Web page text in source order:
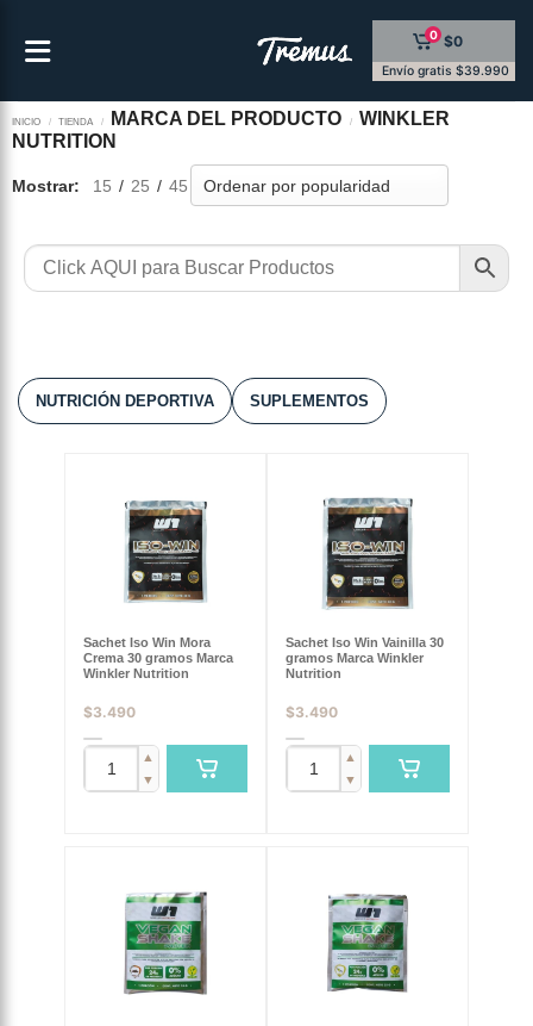
0 $0
Envío gratis $39.990
INICIO / TIENDA / MARCA DEL PRODUCTO /
WINKLER
NUTRITION
Mostrar: 15 / 25 / 45
NUTRICIÓN DEPORTIVA SUPLEMENTOS
Sachet Iso Win Mora
Crema 30 gramos Marca
Winkler Nutrition
$3.490
▲
▼
Sachet Iso Win Vainilla 30
gramos Marca Winkler
Nutrition
$3.490
▲
▼